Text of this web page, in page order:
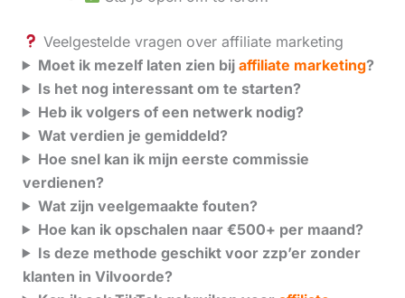
Veelgestelde vragen over affiliate marketing
Moet ik mezelf laten zien bij affiliate marketing?
Is het nog interessant om te starten?
Heb ik volgers of een netwerk nodig?
Wat verdien je gemiddeld?
Hoe snel kan ik mijn eerste commissie
verdienen?
Wat zijn veelgemaakte fouten?
Hoe kan ik opschalen naar €500+ per maand?
Is deze methode geschikt voor zzp’er zonder
klanten in Vilvoorde?